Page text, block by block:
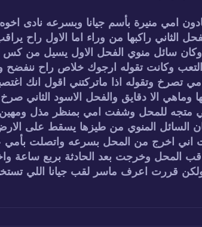
امي منيرة بأسم جيانا وبسرعه نادى
الثاني راكبها من وراء اما الاول راح
وكان سائل منوي الفحل الاول يسيل من
وكانت تقوله ارجوك خلاص راح ننفضح
وتقوله اذا ماتركتني اقول انك
وماهي الا دقايق والفحل الاسود
للمحل وشفت امي بمنظر مذل ومهين
السائل المنوي من طيزها يسقط على
اني اخرج من المحل بسرعه واتصلت
المحل وخرجت بعد الحادثة بربع ساعة
قررت اعرف ماسر لقب جيانا اللي